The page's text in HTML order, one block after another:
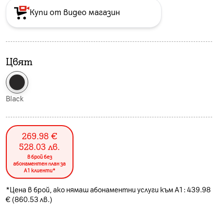
Купи от видео магазин
Цвят
Black
269.98 €
528.03 лв.
в брой без
абонаментен план за
А1 клиенти*
*Цена в брой, ако нямаш абонаментни услуги към А1: 439.98
€ (860.53 лв.)